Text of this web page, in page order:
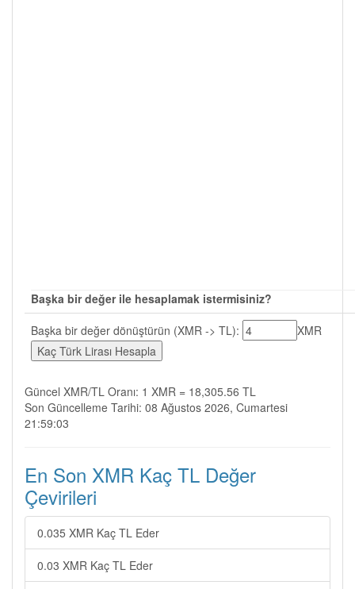
Başka bir değer ile hesaplamak istermisiniz?
Başka bir değer dönüştürün (XMR -> TL):
XMR
Güncel XMR/TL Oranı: 1 XMR = 18,305.56 TL
Son Güncelleme Tarihi: 08 Ağustos 2026, Cumartesi
21:59:03
En Son XMR Kaç TL Değer
Çevirileri
0.035 XMR Kaç TL Eder
0.03 XMR Kaç TL Eder